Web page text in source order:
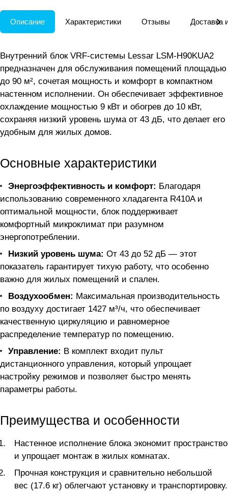
Описание Характеристики Отзывы Доставка
Внутренний блок VRF-системы Lessar LSM-H90KUA2
предназначен для обслуживания помещений площадью
до 90 м², сочетая мощность и комфорт в компактном
настенном исполнении. Он обеспечивает эффективное
охлаждение мощностью 9 кВт и обогрев до 10 кВт,
сохраняя низкий уровень шума от 43 дБ, что делает его
удобным для жилых домов.
Основные характеристики
Энергоэффективность и комфорт: Благодаря
использованию современного хладагента R410A и
оптимальной мощности, блок поддерживает
комфортный микроклимат при разумном
энергопотреблении.
Низкий уровень шума: От 43 до 52 дБ — этот
показатель гарантирует тихую работу, что особенно
важно для жилых помещений и спален.
Воздухообмен: Максимальная производительность
по воздуху достигает 1427 м³/ч, что обеспечивает
качественную циркуляцию и равномерное
распределение температур по помещению.
Управление: В комплект входит пульт
дистанционного управления, который упрощает
настройку режимов и позволяет быстро менять
параметры работы.
Преимущества и особенности
Настенное исполнение блока экономит пространство
и упрощает монтаж в жилых комнатах.
Прочная конструкция и сравнительно небольшой
вес (17.6 кг) облегчают установку и транспортировку.